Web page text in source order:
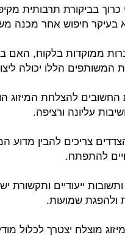
בביקורת תרבותית
חיפוש אחר מכנה
ממוקדות בלקוח, האם
המשותפים הללו יכולה
החשובים להצלחת המיזוג
עליונה ורציפה.
צריכים להבין מדוע
להתפתח.
ייעודיים ותקשורת
ולהפגת שמועות.
מוצלח יצטרך לכלול